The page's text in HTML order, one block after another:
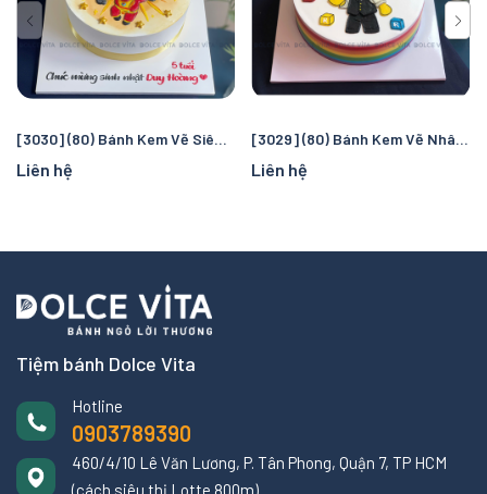
[3030] (80) Bánh Kem Vẽ Siêu Nhân Tom – Chủ Đề Talking Tom Hero
Liên hệ
[3029] (80) Bánh Kem Vẽ Nhân Vật Roblox – Chủ Đề Game Cho Bé Và Teen
Liên hệ
Tiệm bánh Dolce Vita
Hotline
0903789390
460/4/10 Lê Văn Lương, P. Tân Phong, Quận 7, TP HCM
(cách siêu thị Lotte 800m)